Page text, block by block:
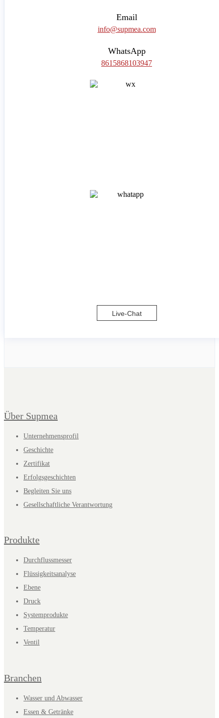
Email
info@supmea.com
WhatsApp
8615868103947
Live-Chat
Über Supmea
Unternehmensprofil
Geschichte
Zertifikat
Erfolgsgeschichten
Begleiten Sie uns
Gesellschaftliche Verantwortung
Produkte
Durchflussmesser
Flüssigkeitsanalyse
Ebene
Druck
Systemprodukte
Temperatur
Ventil
Branchen
Wasser und Abwasser
Essen & Getränke